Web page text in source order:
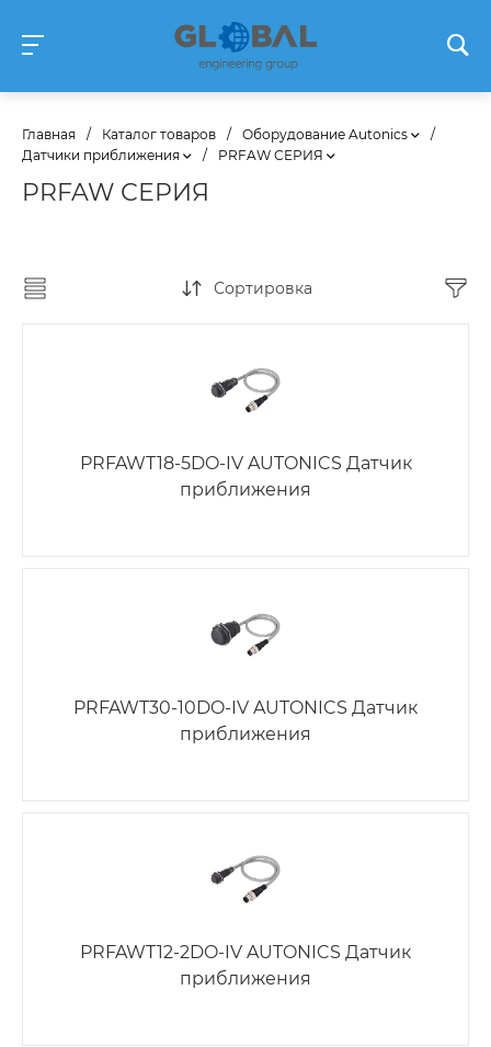
Главная / Каталог товаров / Оборудование Autonics
/
Датчики приближения
/ PRFAW СЕРИЯ
PRFAW СЕРИЯ
Сортировка
PRFAWT18-5DO-IV AUTONICS Датчик
приближения
PRFAWT30-10DO-IV AUTONICS Датчик
приближения
PRFAWT12-2DO-IV AUTONICS Датчик
приближения